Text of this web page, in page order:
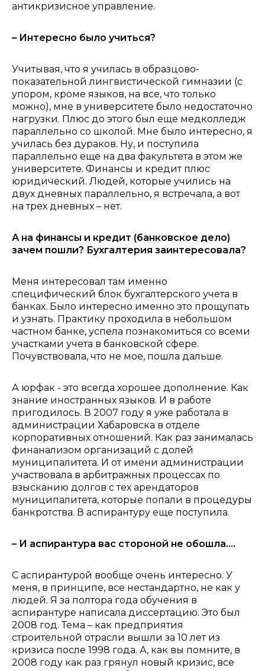
антикризисное управление.
– Интересно было учиться?
Учитывая, что я училась в образцово-
показательной лингвистической гимназии (с
упором, кроме языков, на все, что только
можно), мне в университете было недостаточно
нагрузки. Плюс до этого был еще медколледж
параллельно со школой. Мне было интересно, я
училась без дураков. Ну, и поступила
параллельно еще на два факультета в этом же
университете. Финансы и кредит плюс
юридический. Людей, которые учились на
двух дневных параллельно, я встречала, а вот
на трех дневных – нет.
А на финансы и кредит (банковское дело)
зачем пошли? Бухгалтерия заинтересовала?
Меня интересовал там именно
специфический блок бухгалтерского учета в
банках. Было интересно именно это прощупать
и узнать. Практику проходила в небольшом
частном банке, успела познакомиться со всеми
участками учета в банковской сфере.
Почувствовала, что не мое, пошла дальше.
А юрфак - это всегда хорошее дополнение. Как
знание иностранных языков. И в работе
пригодилось. В 2007 году я уже работала в
администрации Хабаровска в отделе
корпоративных отношений. Как раз занималась
финанализом организаций с долей
муниципалитета. И от имени администрации
участвовала в арбитражных процессах по
взысканию долгов с тех арендаторов
муниципалитета, которые попали в процедуры
банкротства. В аспирантуру еще поступила.
– И аспирантура вас стороной не обошла....
С аспирантурой вообще очень интересно. У
меня, в принципе, все нестандартно, не как у
людей. Я за полтора года обучения в
аспирантуре написала диссертацию. Это был
2008 год. Тема – как предприятия
строительной отрасли вышли за 10 лет из
кризиса после 1998 года. А, как вы помните, в
2008 году как раз грянул новый кризис, все